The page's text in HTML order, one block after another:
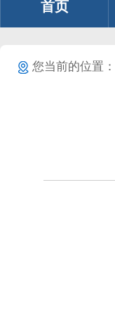
首页
您当前的位置：